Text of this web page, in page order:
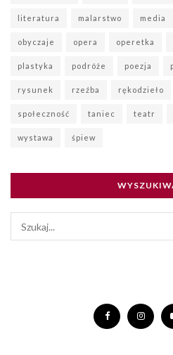
literatura malarstwo media
obyczaje opera operetka
plastyka podróże poezja
rysunek rzeźba rękodzieło
społeczność taniec teatr
wystawa śpiew